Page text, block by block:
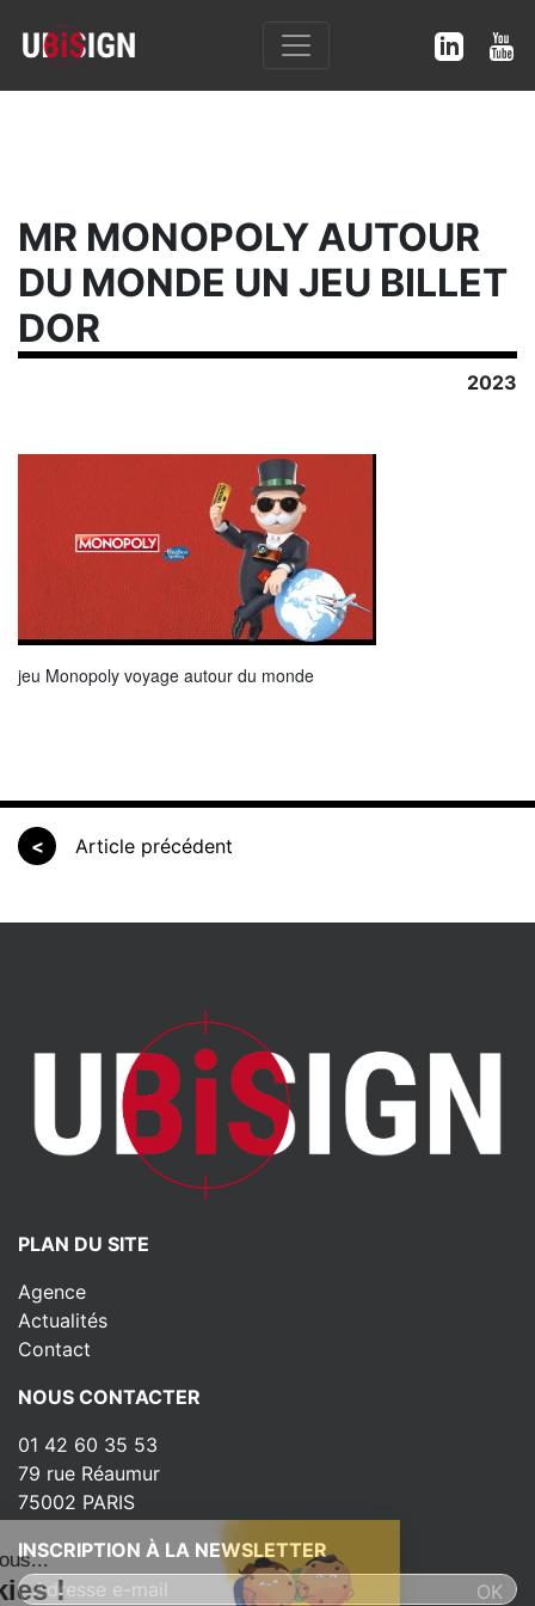
MR MONOPOLY AUTOUR
DU MONDE UN JEU BILLET
DOR
2023
jeu Monopoly voyage autour du monde
< Article précédent
PLAN DU SITE
Agence
Actualités
Contact
NOUS CONTACTER
01 42 60 35 53
79 rue Réaumur
75002 PARIS
INSCRIPTION À LA NEWSLETTER
c'est nous...
Cookies !